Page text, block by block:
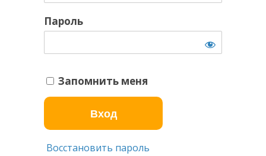
Пароль
Запомнить меня
Восстановить пароль